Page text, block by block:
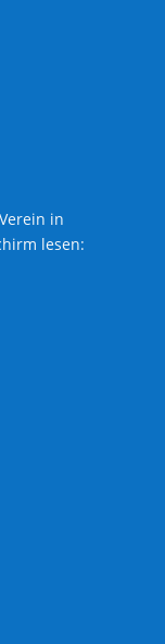
in
lesen: